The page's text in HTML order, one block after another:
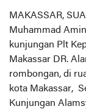
MAKASSAR,
Muhammad
kunjungan Plt
Makassar DR.
rombongan, di
kota Makassar,
Kunjungan